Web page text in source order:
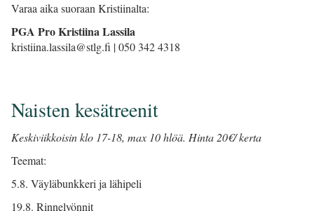
Varaa aika suoraan Kristiinalta:
PGA Pro Kristiina Lassila
kristiina.lassila@stlg.fi | 050 342 4318
Naisten kesätreenit​​​​​​​
Keskiviikkoisin klo 17-18, max 10 hlöä. Hinta 20€/ kerta
Teemat:
5.8. Väyläbunkkeri ja lähipeli
19.8. Rinnelyönnit